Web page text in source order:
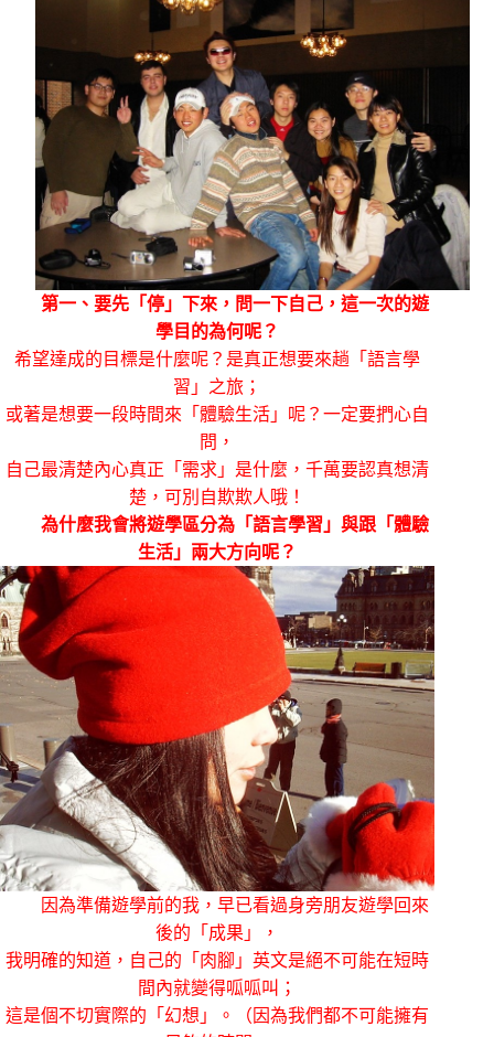
第一、要先「停」下來，問一下自己，這一次的遊
學目的為何呢？
希望達成的目標是什麼呢？是真正想要來趟「語言學
習」之旅；
或著是想要一段時間來「體驗生活」呢？一定要捫心自
問，
自己最清楚內心真正「需求」是什麼，千萬要認真想清
楚，可別自欺欺人哦！
為什麼我會將遊學區分為「語言學習」與跟「體驗
生活」兩大方向呢？
因為準備遊學前的我，早已看過身旁朋友遊學回來
後的「成果」，
我明確的知道，自己的「肉腳」英文是絕不可能在短時
間內就變得呱呱叫；
這是個不切實際的「幻想」。（因為我們都不可能擁有